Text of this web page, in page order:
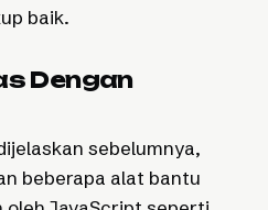
baik.
Dengan
sebelumnya,
beberapa alat bantu